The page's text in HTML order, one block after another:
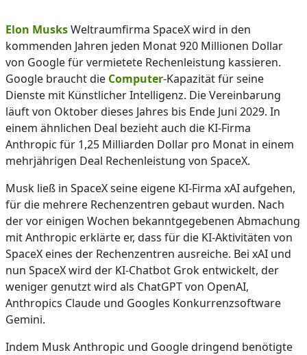
Elon MusksWeltraumfirma SpaceX wird in den
kommenden Jahren jeden Monat 920 Millionen Dollar
von Google für vermietete Rechenleistung kassieren.
Google braucht die Computer-Kapazität für seine
Dienste mit Künstlicher Intelligenz. Die Vereinbarung
läuft von Oktober dieses Jahres bis Ende Juni 2029. In
einem ähnlichen Deal bezieht auch die KI-Firma
Anthropic für 1,25 Milliarden Dollar pro Monat in einem
mehrjährigen Deal Rechenleistung von SpaceX.
Musk ließ in SpaceX seine eigene KI-Firma xAI aufgehen,
für die mehrere Rechenzentren gebaut wurden. Nach
der vor einigen Wochen bekanntgegebenen Abmachung
mit Anthropic erklärte er, dass für die KI-Aktivitäten von
SpaceX eines der Rechenzentren ausreiche. Bei xAI und
nun SpaceX wird der KI-Chatbot Grok entwickelt, der
weniger genutzt wird als ChatGPT von OpenAI,
Anthropics Claude und Googles Konkurrenzsoftware
Gemini.
Indem Musk Anthropic und Google dringend benötigte